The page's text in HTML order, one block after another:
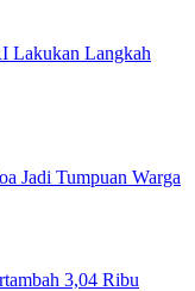
Lakukan Langkah
Jadi Tumpuan Warga
3,04 Ribu